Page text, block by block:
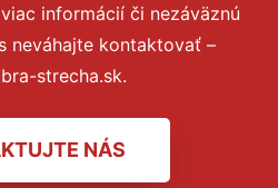
informácií či nezáväznú
neváhajte kontaktovať –
strecha.sk.
NÁS